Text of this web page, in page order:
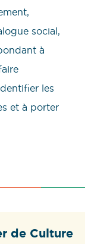
social,
à
les
et à porter
de Culture